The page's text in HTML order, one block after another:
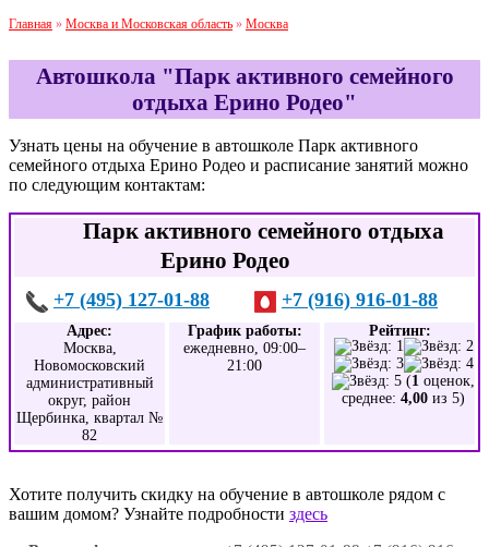
Главная » Москва и Московская область » Москва
Автошкола "Парк активного семейного
отдыха Ерино Родео"
Узнать цены на обучение в автошколе Парк активного
семейного отдыха Ерино Родео и расписание занятий можно
по следующим контактам:
Парк активного семейного отдыха
Ерино Родео
+7 (495) 127-01-88 +7 (916) 916-01-88
Адрес:
Москва,
Новомосковский
административный
округ, район
Щербинка, квартал №
82
График работы:
ежедневно, 09:00–
21:00
Рейтинг:
(1 оценок,
среднее: 4,00 из 5)
Хотите получить скидку на обучение в автошколе рядом с
вашим домом? Узнайте подробности здесь